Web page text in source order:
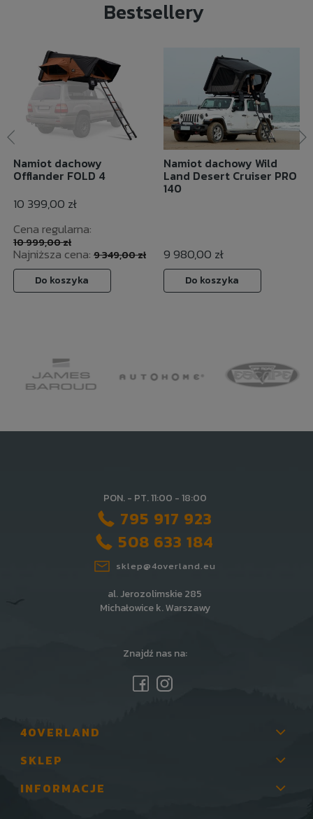
Bestsellery
Namiot dachowy
Offlander FOLD 4
10 399,00 zł
Cena regularna:
10 999,00 zł
Najniższa cena: 9 349,00 zł
Do koszyka
Namiot dachowy Wild
Land Desert Cruiser PRO
140
9 980,00 zł
Do koszyka
PON. - PT. 11:00 - 18:00
795 917 923
508 633 184
sklep@4overland.eu
al. Jerozolimskie 285
Michałowice k. Warszawy
Znajdź nas na:
4OVERLAND
SKLEP
INFORMACJE